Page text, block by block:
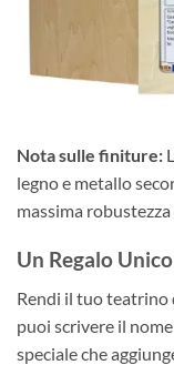
Nota sulle finiture:
legno e metallo
massima
Un Regalo
Rendi il tuo teatrino
puoi scrivere il
speciale che